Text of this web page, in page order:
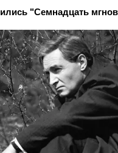
"Семнадцать